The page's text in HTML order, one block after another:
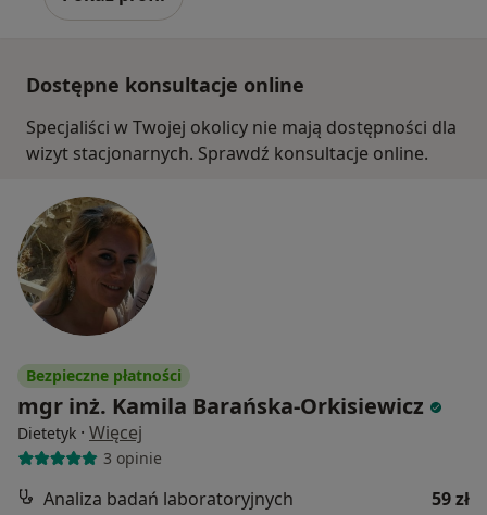
Dostępne konsultacje online
Specjaliści w Twojej okolicy nie mają dostępności dla
wizyt stacjonarnych. Sprawdź konsultacje online.
Bezpieczne płatności
mgr inż. Kamila Barańska-Orkisiewicz
Dietetyk · Więcej
3 opinie
Analiza badań laboratoryjnych
59 zł